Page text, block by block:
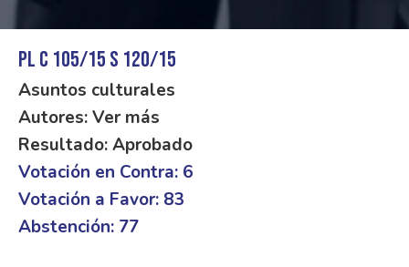
PL C 105/15 S 120/15
Asuntos culturales
Autores: Ver más
Resultado: Aprobado
Votación en Contra: 6
Votación a Favor: 83
Abstención: 77